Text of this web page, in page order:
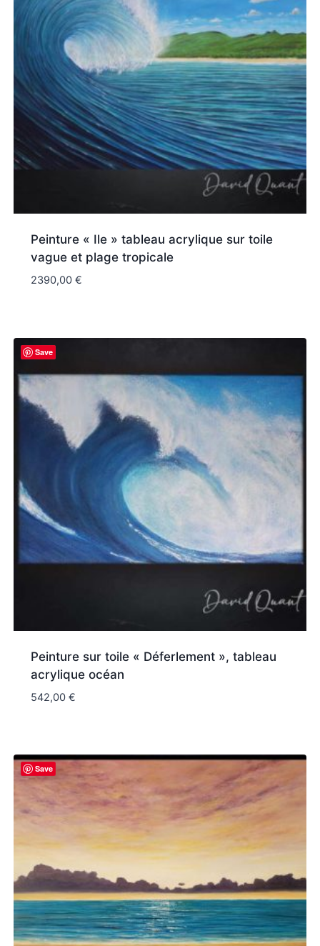
Peinture « Ile » tableau acrylique sur toile
vague et plage tropicale
2390,00€
Save
Peinture sur toile « Déferlement », tableau
acrylique océan
542,00€
Save